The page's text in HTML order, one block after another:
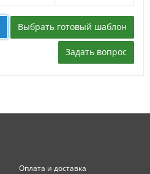
Выбрать готовый шаблон
Задать вопрос
Оплата и доставка